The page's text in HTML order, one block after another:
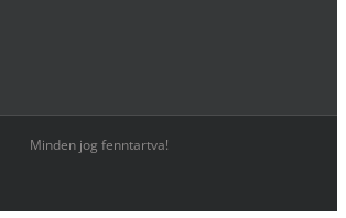
Minden jog fenntartva!